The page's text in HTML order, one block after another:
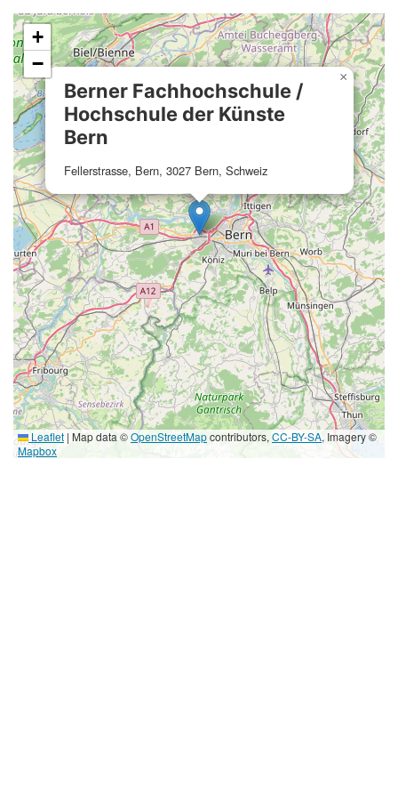
Berner Fachhochschule /
Hochschule der Künste
Bern
Fellerstrasse, Bern, 3027 Bern, Schweiz
×
+
−
Leaflet | Map data ©OpenStreetMapcontributors, CC-BY-SA, Imagery ©
Mapbox